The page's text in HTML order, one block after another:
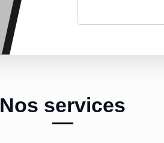
Nos services